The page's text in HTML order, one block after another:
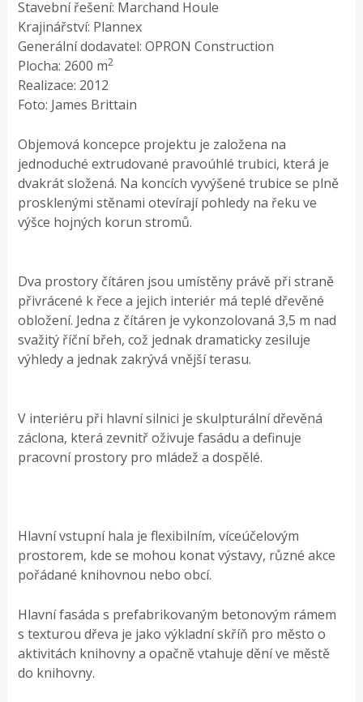
Stavební řešení: Marchand Houle
Krajinářství: Plannex
Generální dodavatel: OPRON Construction
Plocha: 2600 m2
Realizace: 2012
Foto: James Brittain
Objemová koncepce projektu je založena na
jednoduché extrudované pravoúhlé trubici, která je
dvakrát složená. Na koncích vyvýšené trubice se plně
prosklenými stěnami otevírají pohledy na řeku ve
výšce hojných korun stromů.
Dva prostory čítáren jsou umístěny právě při straně
přivrácené k řece a jejich interiér má teplé dřevěné
obložení. Jedna z čítáren je vykonzolovaná 3,5 m nad
svažitý říční břeh, což jednak dramaticky zesiluje
výhledy a jednak zakrývá vnější terasu.
V interiéru při hlavní silnici je skulpturální dřevěná
záclona, která zevnitř oživuje fasádu a definuje
pracovní prostory pro mládež a dospělé.
Hlavní vstupní hala je flexibilním, víceúčelovým
prostorem, kde se mohou konat výstavy, různé akce
pořádané knihovnou nebo obcí.
Hlavní fasáda s prefabrikovaným betonovým rámem
s texturou dřeva je jako výkladní skříň pro město o
aktivitách knihovny a opačně vtahuje dění ve městě
do knihovny.